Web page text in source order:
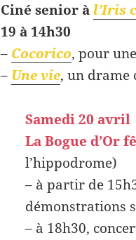
Ciné senior à l’Iris
19 à 14h30
– Cocorico, pour
– Une vie, un drame
Samedi 20 avril
La Bogue d’Or
l’hippodrome)
– à partir de
démonstrations
– à 18h30,